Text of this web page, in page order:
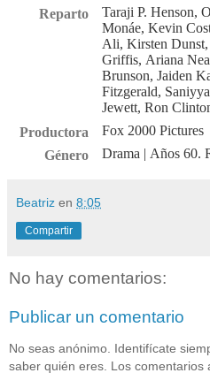
Reparto
Taraji P. Henson,
Monáe, Kevin
Ali, Kirsten Dunst,
Griffis, Ariana
Brunson, Jaiden
Fitzgerald,
Jewett, Ron
Productora
Fox 2000 Pictures
Género
Drama | Años 60.
Beatriz en 8:05
Compartir
No hay comentarios:
Publicar un comentario
No seas anónimo. Identifícate
saber quién eres. Los comentarios